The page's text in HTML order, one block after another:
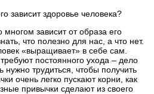
зависит здоровье человека?
зависит от образа его
что полезно для нас, а что нет.
«выращивает» в себе сам.
постоянного ухода – дело
нужно трудиться, чтобы получить
очень легко пускают корни, как
привычки сделают из своего